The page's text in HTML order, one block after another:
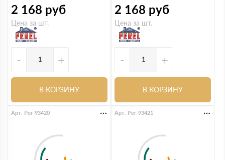
2 168 руб
Цена за шт.
- +
В КОРЗИНУ
2 168 руб
Цена за шт.
- +
В КОРЗИНУ
Арт. Per-93420 Арт. Per-93421